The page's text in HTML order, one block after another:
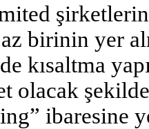
birinin yer
kısaltma
olacak
ibaresine